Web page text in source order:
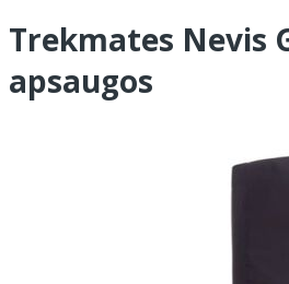
Trekmates Nevis
apsaugos